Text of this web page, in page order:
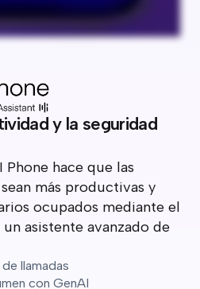
y la seguridad
hace que las
más productivas y
ocupados mediante el
asistente avanzado de
llamadas
con GenAI